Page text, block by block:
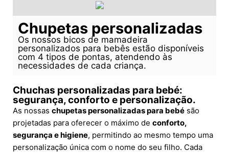
Chupetas personalizadas
Os nossos bicos de mamadeira
personalizados para bebês estão disponíveis
com 4 tipos de pontas, atendendo às
necessidades de cada criança.
Chuchas personalizadas para bebé:
segurança, conforto e personalização.
As nossas chupetas personalizadas para bebé são
projetadas para oferecer o máximo de conforto,
segurança e higiene, permitindo ao mesmo tempo uma
personalização única com o nome do seu filho. Cada